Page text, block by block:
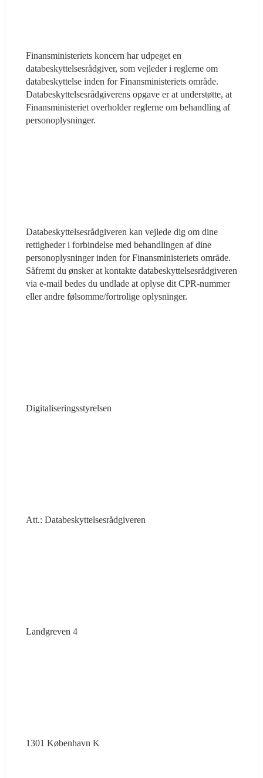
Finansministeriets koncern har udpeget en
databeskyttelsesrådgiver, som vejleder i reglerne om
databeskyttelse inden for Finansministeriets område.
Databeskyttelsesrådgiverens opgave er at understøtte, at
Finansministeriet overholder reglerne om behandling af
personoplysninger.
Databeskyttelsesrådgiveren kan vejlede dig om dine
rettigheder i forbindelse med behandlingen af dine
personoplysninger inden for Finansministeriets område.
Såfremt du ønsker at kontakte databeskyttelsesrådgiveren
via e-mail bedes du undlade at oplyse dit CPR-nummer
eller andre følsomme/fortrolige oplysninger.
Digitaliseringsstyrelsen
Att.: Databeskyttelsesrådgiveren
Landgreven 4
1301 København K